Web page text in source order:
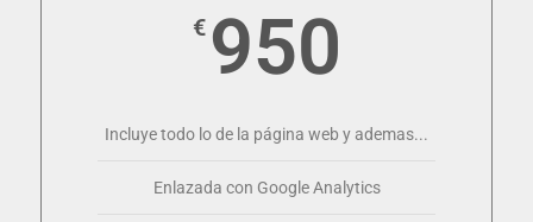
€ 950
Incluye todo lo de la página web y ademas...
Enlazada con Google Analytics